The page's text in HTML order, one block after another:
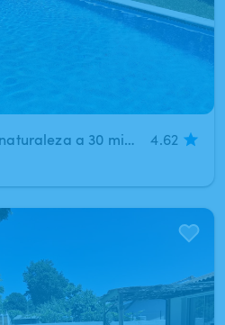
Gran Piscina en plena naturaleza a 30 minutos de Barcelona en el parque natural del Montnegre (Sant Celoni)
4.62